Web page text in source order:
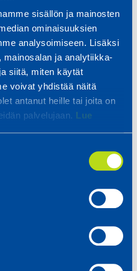
sisällön ja mainosten
ominaisuuksien
analysoimiseen. Lisäksi
ja analytiikka-
siitä, miten käytät
voivat yhdistää näitä
antanut heille tai joita on
palvelujaan. Lue
ja Tero siirtyi
ja teki samalla
kuten 3D-ohjelmointia.
työt toimihenkilönä ja
Tero
avaintekijänä on
alaan ja
kehittyä niissä.
työtehtäviä